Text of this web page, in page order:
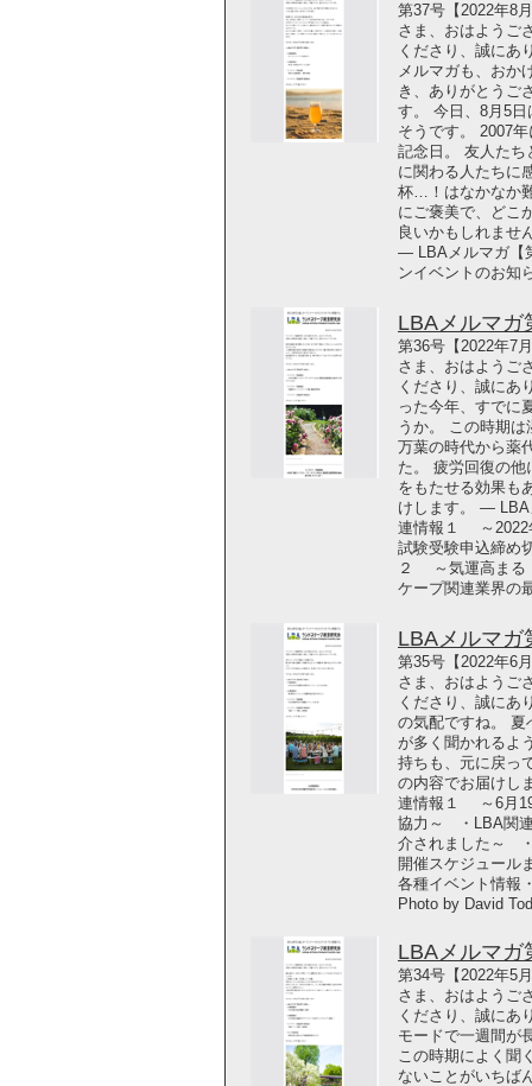
第37号【2022年8
さま、おはようご
くださり、誠にあ
メルマガも、おか
き、ありがとうご
す。 今日、8月5
そうです。 2007
記念日。 友人たち
に関わる人たちに
杯…！はなかなか
にご褒美で、どこ
良いかもしれませ
― LBAメルマガ
ンイベントのお知
LBAメルマガ
第36号【2022年7
さま、おはようご
くださり、誠に
った今年、すでに
うか。 この時期
万葉の時代から薬
た。 疲労回復の
をもたせる効果も
けします。 ―
連情報１ ～2022
試験受験申込締め
２ ～気運高まる
ケープ関連業界の
LBAメルマガ
第35号【2022年6
さま、おはようご
くださり、誠にあ
の気配ですね。 夏
が多く聞かれるよ
持ちも、元に戻っ
の内容でお届けし
連情報１ ～6月19
協力～ ・LBA関
介されました～
開催スケジュー
各種イベント情報
Photo by David
LBAメルマガ
第34号【2022年5
さま、おはようご
くださり、誠に
モードで一週間が
この時期によく聞
ないことがいちば